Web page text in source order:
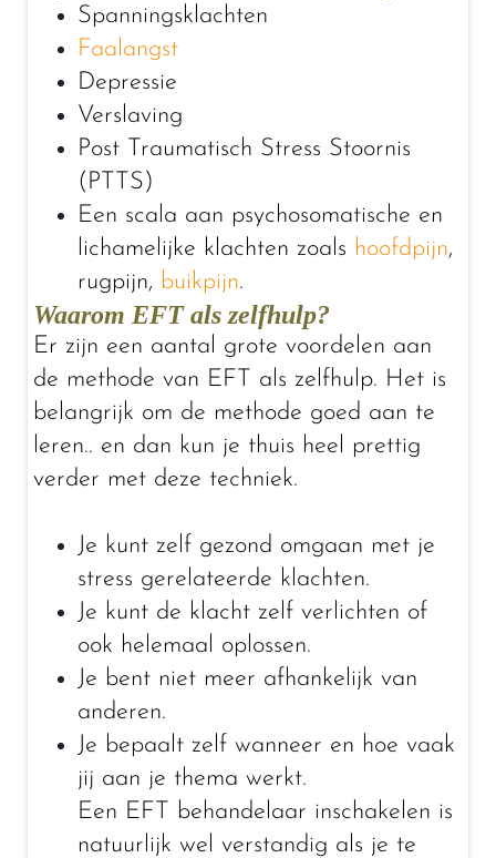
Spanningsklachten
Faalangst
Depressie
Verslaving
Post Traumatisch Stress Stoornis
(PTTS)
Een scala aan psychosomatische en
lichamelijke klachten zoals hoofdpijn,
rugpijn, buikpijn.
Waarom EFT als zelfhulp?
Er zijn een aantal grote voordelen aan
de methode van EFT als zelfhulp. Het is
belangrijk om de methode goed aan te
leren.. en dan kun je thuis heel prettig
verder met deze techniek.
Je kunt zelf gezond omgaan met je
stress gerelateerde klachten.
Je kunt de klacht zelf verlichten of
ook helemaal oplossen.
Je bent niet meer afhankelijk van
anderen.
Je bepaalt zelf wanneer en hoe vaak
jij aan je thema werkt.
Een EFT behandelaar inschakelen is
natuurlijk wel verstandig als je te